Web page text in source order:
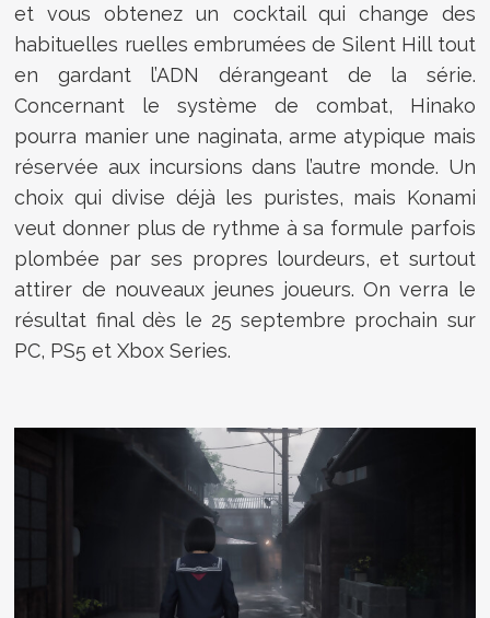
et vous obtenez un cocktail qui change des
habituelles ruelles embrumées de Silent Hill tout
en gardant l’ADN dérangeant de la série.
Concernant le système de combat, Hinako
pourra manier une naginata, arme atypique mais
réservée aux incursions dans l’autre monde. Un
choix qui divise déjà les puristes, mais Konami
veut donner plus de rythme à sa formule parfois
plombée par ses propres lourdeurs, et surtout
attirer de nouveaux jeunes joueurs. On verra le
résultat final dès le 25 septembre prochain sur
PC, PS5 et Xbox Series.